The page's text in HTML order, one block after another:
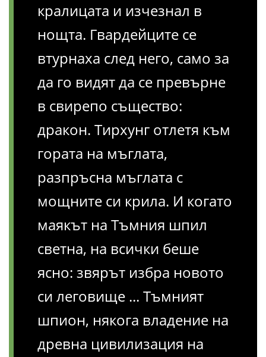
кралицата и изчезнал в
нощта. Гвардейците се
втурнаха след него, само за
да го видят да се превърне
в свирепо същество:
дракон. Тирхунг отлетя към
гората на мъглата,
разпръсна мъглата с
мощните си крила. И когато
маякът на Тъмния шпил
светна, на всички беше
ясно: звярът избра новото
си леговище ... Тъмният
шпион, някога владение на
древна цивилизация на